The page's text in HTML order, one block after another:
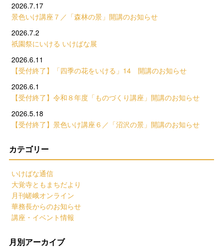
2026.7.17
景色いけ講座７／「森林の景」開講のお知らせ
2026.7.2
祇園祭にいける いけばな展
2026.6.11
【受付終了】「四季の花をいける」14 開講のお知らせ
2026.6.1
【受付終了】令和８年度「ものづくり講座」開講のお知らせ
2026.5.18
【受付終了】景色いけ講座６／「沼沢の景」開講のお知らせ
カテゴリー
いけばな通信
大覚寺ともまちだより
月刊嵯峨オンライン
華務長からのお知らせ
講座・イベント情報
月別アーカイブ